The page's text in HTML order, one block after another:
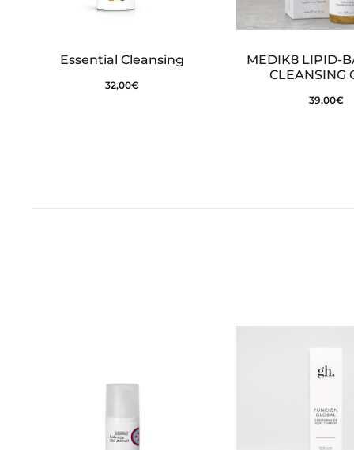
Essential Cleansing
32,00€
MEDIK8 LIPID-
CLEANSING
39,00€